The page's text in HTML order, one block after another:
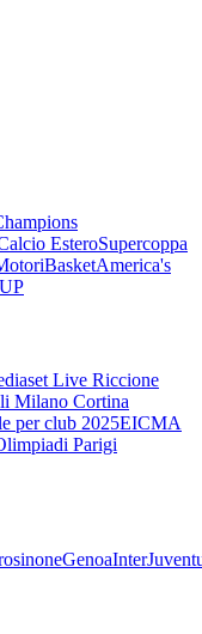
EsteroSupercoppa
BasketAmerica's
Live Riccione
Milano Cortina
per club 2025EICMA
Parigi
GenoaInter